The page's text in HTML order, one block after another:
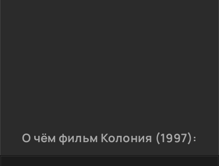
О чём фильм Колония (1997):